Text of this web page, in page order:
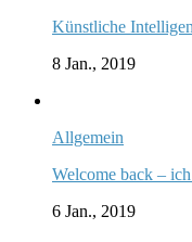
Künstliche
8 Jan., 2019
Allgemein
Welcome back –
6 Jan., 2019